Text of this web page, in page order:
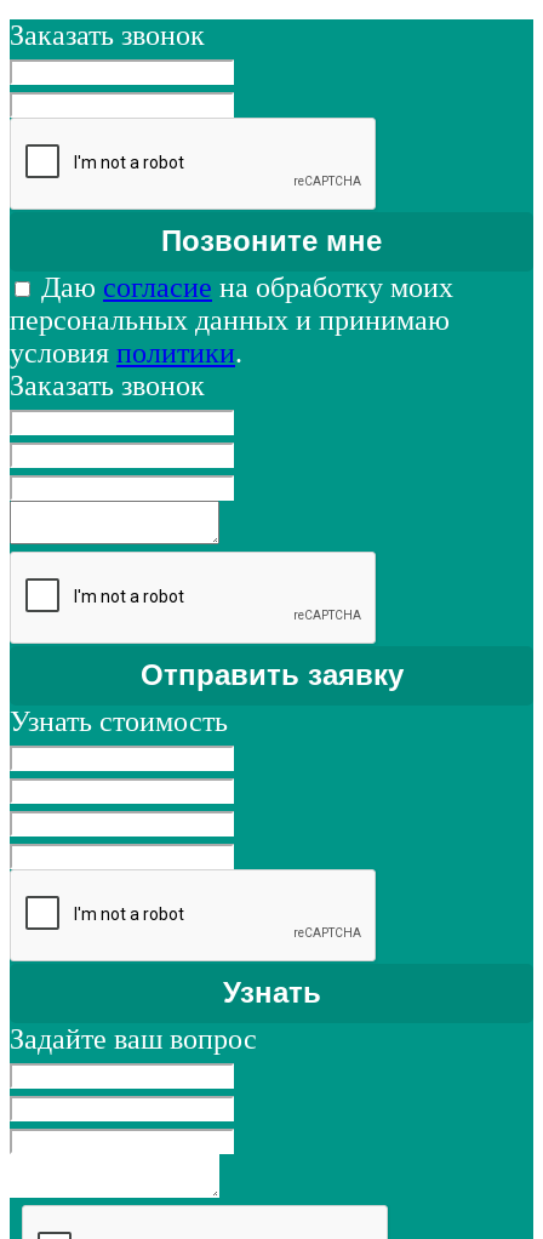
Заказать звонок
Даю согласие на обработку моих
персональных данных и принимаю
условия политики.
Заказать звонок
Узнать стоимость
Задайте ваш вопрос